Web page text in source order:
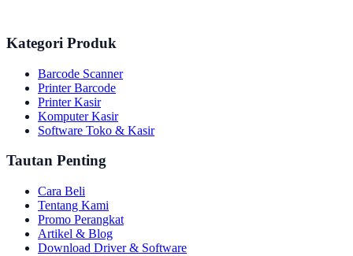
Kategori Produk
Barcode Scanner
Printer Barcode
Printer Kasir
Komputer Kasir
Software Toko & Kasir
Tautan Penting
Cara Beli
Tentang Kami
Promo Perangkat
Artikel & Blog
Download Driver & Software